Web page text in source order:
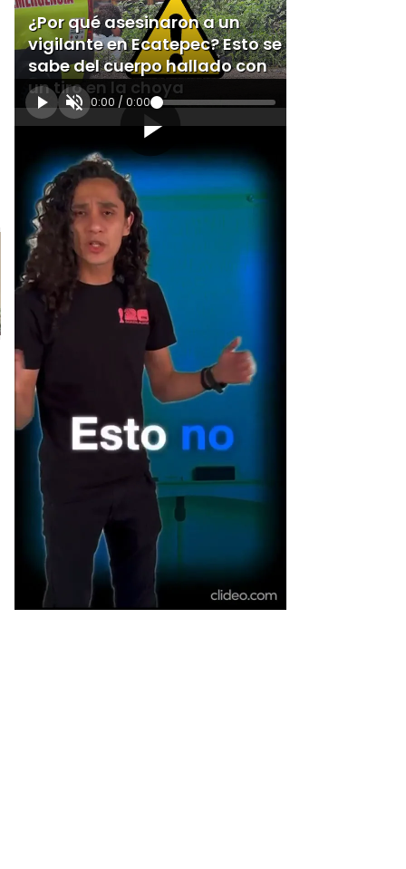
¿Por qué asesinaron a un
vigilante en Ecatepec? Esto se
sabe del cuerpo hallado con
un tiro en la choya
0:00 / 0:00
[Publicidad]